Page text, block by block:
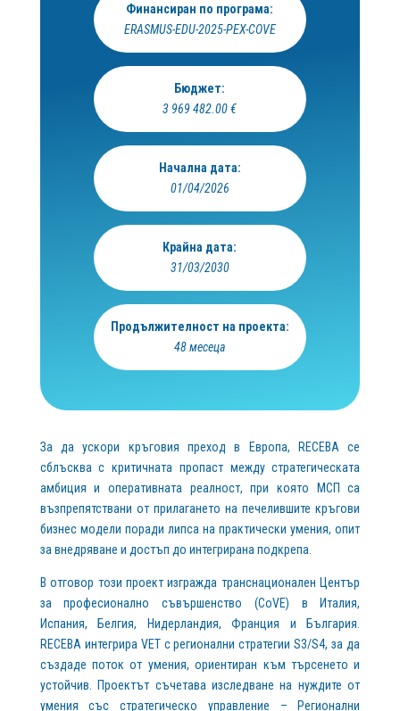
Финансиран по програма:
ERASMUS-EDU-2025-PEX-COVE
Бюджет:
3 969 482.00 €
Начална дата:
01/04/2026
Крайна дата:
31/03/2030
Продължителност на проекта:
48 месеца
За да ускори кръговия преход в Европа, RECEBA се
сблъсква с критичната пропаст между стратегическата
амбиция и оперативната реалност, при която МСП са
възпрепятствани от прилагането на печелившите кръгови
бизнес модели поради липса на практически умения, опит
за внедряване и достъп до интегрирана подкрепа.
В отговор този проект изгражда транснационален Център
за професионално съвършенство (CoVE) в Италия,
Испания, Белгия, Нидерландия, Франция и България.
RECEBA интегрира VET с регионални стратегии S3/S4, за да
създаде поток от умения, ориентиран към търсенето и
устойчив. Проектът съчетава изследване на нуждите от
умения със стратегическо управление – Регионални